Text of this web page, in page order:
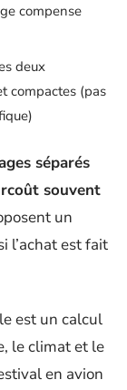
compense
deux
compactes (pas
séparés
souvent
un
l’achat est fait
est un calcul
le climat et le
en avion